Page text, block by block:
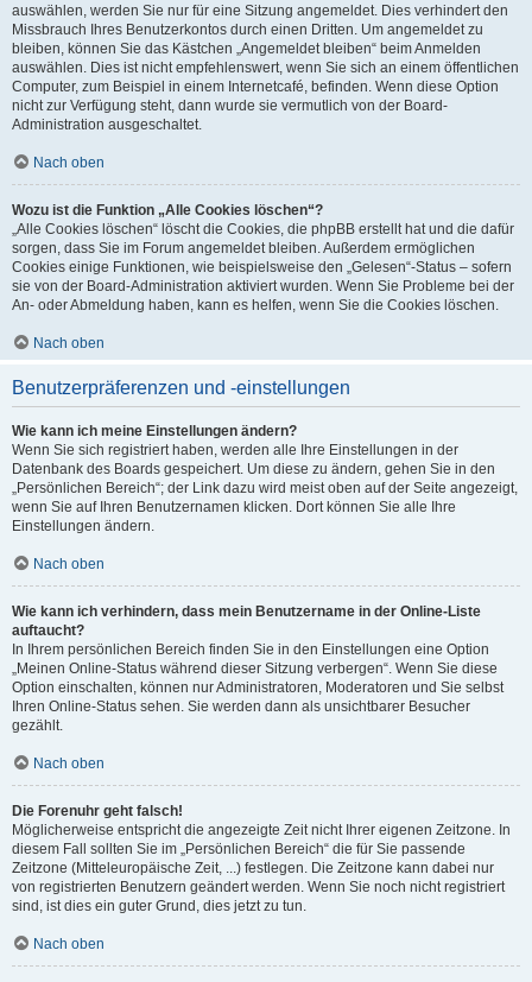
auswählen, werden Sie nur für eine Sitzung angemeldet. Dies verhindert den
Missbrauch Ihres Benutzerkontos durch einen Dritten. Um angemeldet zu
bleiben, können Sie das Kästchen „Angemeldet bleiben“ beim Anmelden
auswählen. Dies ist nicht empfehlenswert, wenn Sie sich an einem öffentlichen
Computer, zum Beispiel in einem Internetcafé, befinden. Wenn diese Option
nicht zur Verfügung steht, dann wurde sie vermutlich von der Board-
Administration ausgeschaltet.
Nach oben
Wozu ist die Funktion „Alle Cookies löschen“?
„Alle Cookies löschen“ löscht die Cookies, die phpBB erstellt hat und die dafür
sorgen, dass Sie im Forum angemeldet bleiben. Außerdem ermöglichen
Cookies einige Funktionen, wie beispielsweise den „Gelesen“-Status – sofern
sie von der Board-Administration aktiviert wurden. Wenn Sie Probleme bei der
An- oder Abmeldung haben, kann es helfen, wenn Sie die Cookies löschen.
Nach oben
Benutzerpräferenzen und -einstellungen
Wie kann ich meine Einstellungen ändern?
Wenn Sie sich registriert haben, werden alle Ihre Einstellungen in der
Datenbank des Boards gespeichert. Um diese zu ändern, gehen Sie in den
„Persönlichen Bereich“; der Link dazu wird meist oben auf der Seite angezeigt,
wenn Sie auf Ihren Benutzernamen klicken. Dort können Sie alle Ihre
Einstellungen ändern.
Nach oben
Wie kann ich verhindern, dass mein Benutzername in der Online-Liste
auftaucht?
In Ihrem persönlichen Bereich finden Sie in den Einstellungen eine Option
„Meinen Online-Status während dieser Sitzung verbergen“. Wenn Sie diese
Option einschalten, können nur Administratoren, Moderatoren und Sie selbst
Ihren Online-Status sehen. Sie werden dann als unsichtbarer Besucher
gezählt.
Nach oben
Die Forenuhr geht falsch!
Möglicherweise entspricht die angezeigte Zeit nicht Ihrer eigenen Zeitzone. In
diesem Fall sollten Sie im „Persönlichen Bereich“ die für Sie passende
Zeitzone (Mitteleuropäische Zeit, ...) festlegen. Die Zeitzone kann dabei nur
von registrierten Benutzern geändert werden. Wenn Sie noch nicht registriert
sind, ist dies ein guter Grund, dies jetzt zu tun.
Nach oben